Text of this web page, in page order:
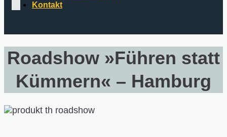
Kontakt
Roadshow »Führen statt
Kümmern« – Hamburg